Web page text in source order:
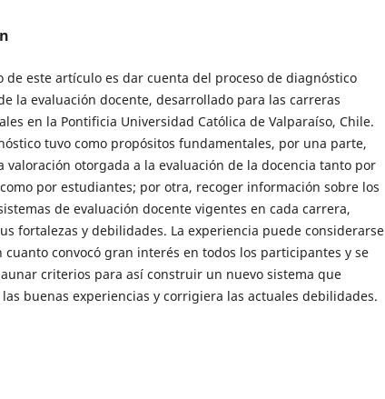
de este artículo es dar cuenta del proceso de diagnóstico
la evaluación docente, desarrollado para las carreras
en la Pontificia Universidad Católica de Valparaíso, Chile.
tuvo como propósitos fundamentales, por una parte,
valoración otorgada a la evaluación de la docencia tanto por
por estudiantes; por otra, recoger información sobre los
de evaluación docente vigentes en cada carrera,
fortalezas y debilidades. La experiencia puede considerarse
cuanto convocó gran interés en todos los participantes y se
criterios para así construir un nuevo sistema que
buenas experiencias y corrigiera las actuales debilidades.